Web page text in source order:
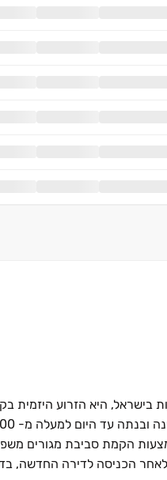
בישראל, היא הזרוע היזמית
הקמת סביבת מגורים
הכניסה לדירה החדשה,